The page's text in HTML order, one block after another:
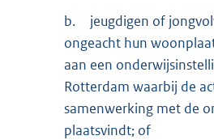
b.
jeugdigen of
ongeacht hun
aan een
Rotterdam waarbij de
samenwerking met de
plaatsvindt; of